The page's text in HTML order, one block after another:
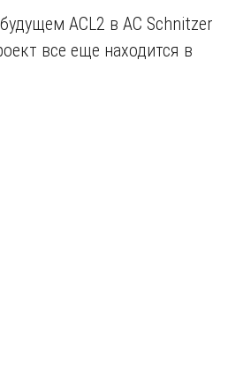
ACL2 в AC Schnitzer
все еще находится в